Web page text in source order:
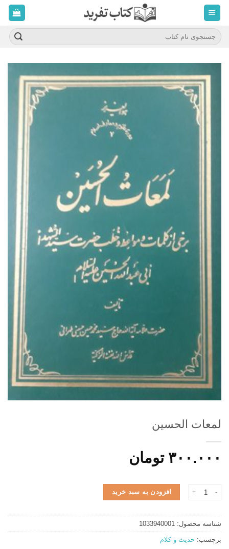
محتوا
برویدجستجو
برای:
لمعات الحسین
۳۰۰.۰۰۰ تومان
افزودن به سبد خرید
شناسه محصول: 1033940001
برچسب: حدیث و کلام